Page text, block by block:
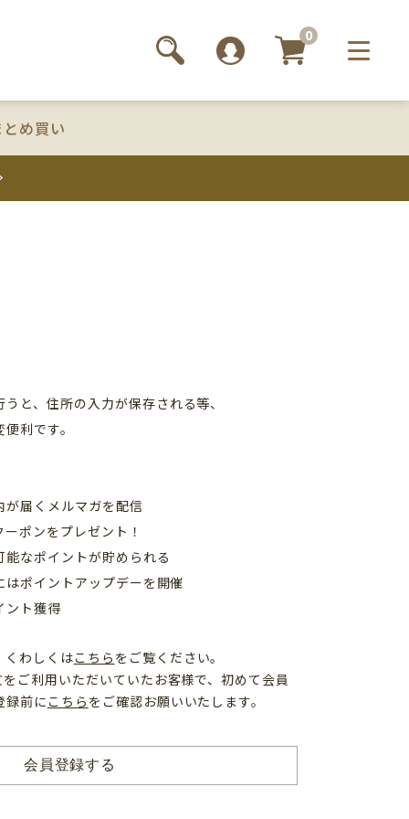
0
とめ買い
と、住所の入力が保存される等、
利です。
が届くメルマガを配信
ポンをプレゼント！
能なポイントが貯められる
ポイントアップデーを開催
ント獲得
わしくはこちら をご覧ください。
ご利用いただいていたお客様で、初めて会員
録前に こちら をご確認お願いいたします。
会員登録する